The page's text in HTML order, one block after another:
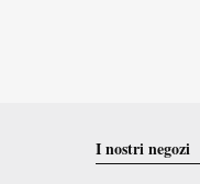
I nostri negozi